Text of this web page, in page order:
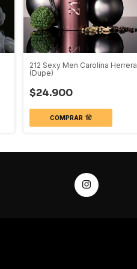
212 Sexy Men Carolina Herrera
(Dupe)
$24.900
COMPRAR